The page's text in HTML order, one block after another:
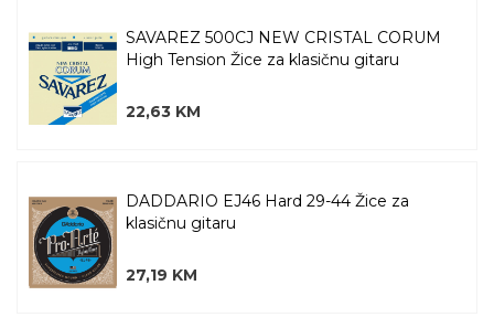
SAVAREZ 500CJ NEW CRISTAL CORUM
High Tension Žice za klasičnu gitaru
22,63 KM
DADDARIO EJ46 Hard 29-44 Žice za
klasičnu gitaru
27,19 KM